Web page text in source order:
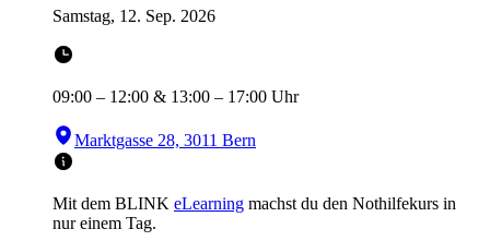
Samstag, 12. Sep. 2026
09:00 – 12:00 & 13:00 – 17:00 Uhr
Marktgasse 28, 3011 Bern
Mit dem BLINK eLearning machst du den Nothilfekurs in
nur einem Tag.